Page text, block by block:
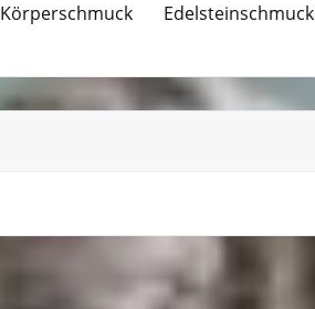
Körperschmuck Edelsteinschmuck